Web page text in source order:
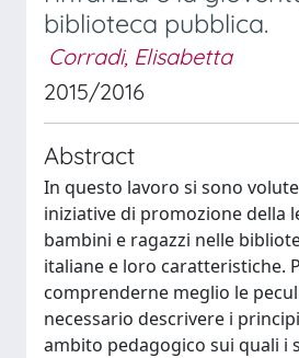
biblioteca pubblica.
Corradi, Elisabetta
2015/2016
Abstract
In questo lavoro si sono
iniziative di promozione della
bambini e ragazzi nelle
italiane e loro caratteristiche.
comprenderne meglio le
necessario descrivere i
ambito pedagogico sui quali i